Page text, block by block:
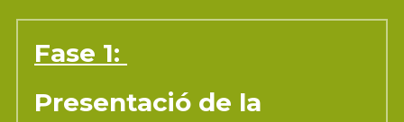
Fase 1:
Presentació de la